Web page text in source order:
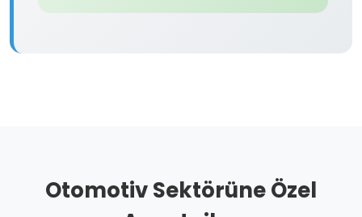
Otomotiv Sektörüne Özel